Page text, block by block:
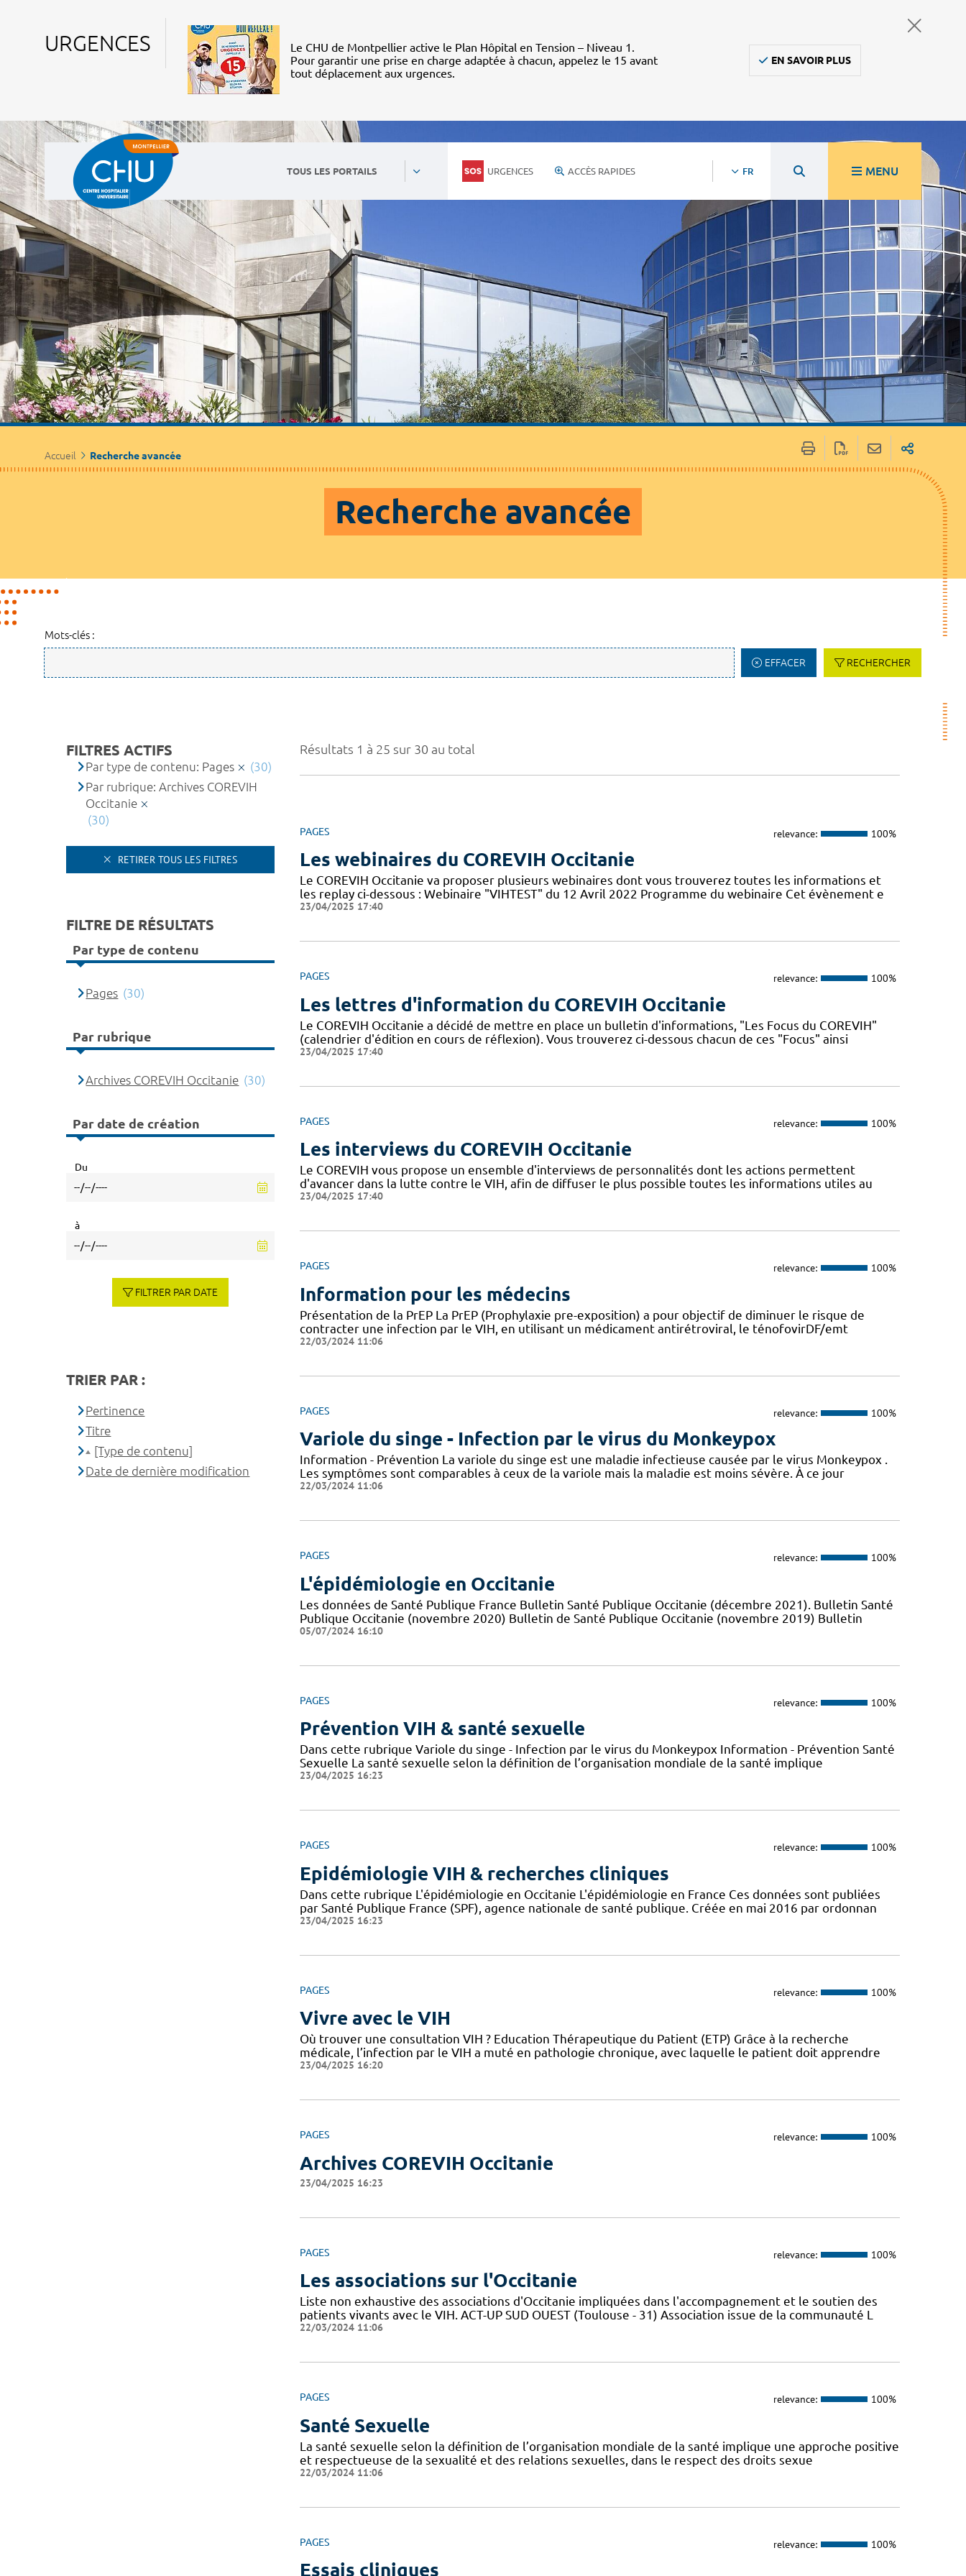
URGENCES
Le CHU de Montpellier active le Plan Hôpital en Tension – Niveau 1.
Pour garantir une prise en charge adaptée à chacun, appelez le 15 avant
tout déplacement aux urgences.
EN SAVOIR PLUS
TOUS LES PORTAILS URGENCES ACCÈS RAPIDES FR MENU
Accueil Recherche avancée
Recherche avancée
Mots-clés :
EFFACER RECHERCHER
Résultats 1 à 25 sur 30 au total
PAGES relevance: 100%
Les webinaires du COREVIH Occitanie
Le COREVIH Occitanie va proposer plusieurs webinaires dont vous trouverez toutes les informations et
les replay ci-dessous : Webinaire "VIHTEST" du 12 Avril 2022 Programme du webinaire Cet évènement e
23/04/2025 17:40
PAGES relevance: 100%
Les lettres d'information du COREVIH Occitanie
Le COREVIH Occitanie a décidé de mettre en place un bulletin d'informations, "Les Focus du COREVIH"
(calendrier d'édition en cours de réflexion). Vous trouverez ci-dessous chacun de ces "Focus" ainsi
23/04/2025 17:40
PAGES relevance: 100%
Les interviews du COREVIH Occitanie
Le COREVIH vous propose un ensemble d'interviews de personnalités dont les actions permettent
d'avancer dans la lutte contre le VIH, afin de diffuser le plus possible toutes les informations utiles au
23/04/2025 17:40
PAGES relevance: 100%
Information pour les médecins
Présentation de la PrEP La PrEP (Prophylaxie pre-exposition) a pour objectif de diminuer le risque de
contracter une infection par le VIH, en utilisant un médicament antirétroviral, le ténofovirDF/emt
22/03/2024 11:06
PAGES relevance: 100%
Variole du singe - Infection par le virus du Monkeypox
Information - Prévention La variole du singe est une maladie infectieuse causée par le virus Monkeypox .
Les symptômes sont comparables à ceux de la variole mais la maladie est moins sévère. À ce jour
22/03/2024 11:06
PAGES relevance: 100%
L'épidémiologie en Occitanie
Les données de Santé Publique France Bulletin Santé Publique Occitanie (décembre 2021). Bulletin Santé
Publique Occitanie (novembre 2020) Bulletin de Santé Publique Occitanie (novembre 2019) Bulletin
05/07/2024 16:10
PAGES relevance: 100%
Prévention VIH & santé sexuelle
Dans cette rubrique Variole du singe - Infection par le virus du Monkeypox Information - Prévention Santé
Sexuelle La santé sexuelle selon la définition de l’organisation mondiale de la santé implique
23/04/2025 16:23
PAGES relevance: 100%
Epidémiologie VIH & recherches cliniques
Dans cette rubrique L'épidémiologie en Occitanie L'épidémiologie en France Ces données sont publiées
par Santé Publique France (SPF), agence nationale de santé publique. Créée en mai 2016 par ordonnan
23/04/2025 16:23
PAGES relevance: 100%
Vivre avec le VIH
Où trouver une consultation VIH ? Education Thérapeutique du Patient (ETP) Grâce à la recherche
médicale, l’infection par le VIH a muté en pathologie chronique, avec laquelle le patient doit apprendre
23/04/2025 16:20
PAGES relevance: 100%
Archives COREVIH Occitanie
23/04/2025 16:23
PAGES relevance: 100%
Les associations sur l'Occitanie
Liste non exhaustive des associations d'Occitanie impliquées dans l'accompagnement et le soutien des
patients vivants avec le VIH. ACT-UP SUD OUEST (Toulouse - 31) Association issue de la communauté L
22/03/2024 11:06
PAGES relevance: 100%
Santé Sexuelle
La santé sexuelle selon la définition de l’organisation mondiale de la santé implique une approche positive
et respectueuse de la sexualité et des relations sexuelles, dans le respect des droits sexue
22/03/2024 11:06
PAGES relevance: 100%
Essais cliniques
FILTRES ACTIFS
Par type de contenu: Pages
(30)
Par rubrique: Archives COREVIH
Occitanie
(30)
RETIRER TOUS LES FILTRES
FILTRE DE RÉSULTATS
Par type de contenu
Pages (30)
Par rubrique
Archives COREVIH Occitanie (30)
Par date de création
Du
à
FILTRER PAR DATE
TRIER PAR :
Pertinence
Titre
[Type de contenu]
Date de dernière modification